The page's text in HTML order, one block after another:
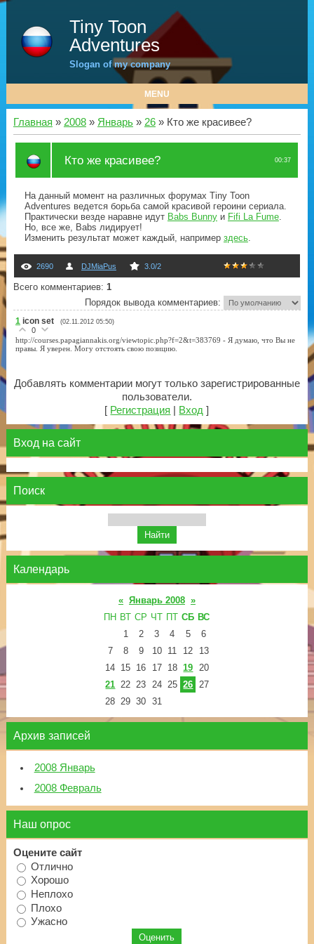
Tiny Toon
Adventures
Slogan of my company
MENU
Главная » 2008 » Январь » 26» Кто же красивее?
00:37
Кто же красивее?
На данный момент на различных форумах Tiny Toon
Adventures ведется борьба самой красивой героини сериала.
Практически везде наравне идут Babs Bunnyи Fifi La Fume.
Но, все же, Babs лидирует!
Изменить результат может каждый, например здесь.
2690 DJMiaPus 3.0/2
Всего комментариев: 1
Порядок вывода комментариев:
1 icon set (02.11.2012 05:50)
0
http://courses.papagiannakis.org/viewtopic.php?f=2&t=383769 - Я думаю, что Вы не
правы. Я уверен. Могу отстоять свою позицию.
Добавлять комментарии могут только зарегистрированные
пользователи.
[ Регистрация Вход ]
Вход на сайт
Поиск
Календарь
« Январь 2008 »
ПН ВТ СР ЧТ ПТ СБ ВС
1
2 3 4 5
6
7
8 9 10 11 12
13
14 15 16 17 18 19
20
21 22 23 24 25 26
27
28 29 30 31
Архив записей
2008 Январь
2008 Февраль
Наш опрос
Оцените сайт
Отлично
Хорошо
Неплохо
Плохо
Ужасно